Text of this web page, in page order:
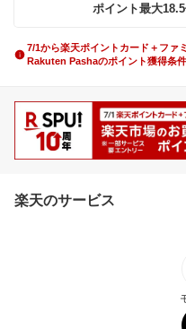
ポイント最大18.5
7/1から楽天ポイントカード＋ファ
Rakuten Pashaのポイント獲得条
楽天のサービス